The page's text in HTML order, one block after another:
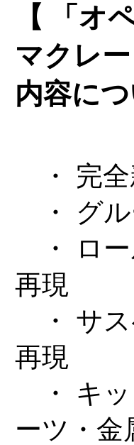
【 「オ
マクレ
内容につ
・ 完全
・ グル
・ ロー
再現
・ サス
再現
・ キッ
ーツ・金